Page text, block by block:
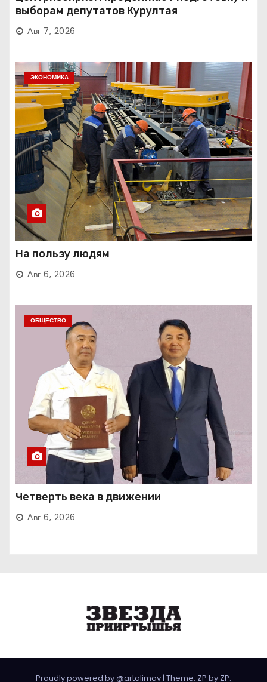
выборам депутатов Курултая
Авг 7, 2026
ЭКОНОМИКА
На пользу людям
Авг 6, 2026
ОБЩЕСТВО
Четверть века в движении
Авг 6, 2026
Proudly powered by @artalimov | Theme: ZP by ZP.